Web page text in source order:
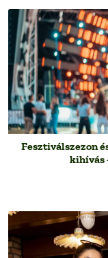
Fesztiválszezon
kihívás